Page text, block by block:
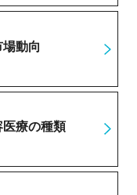
動向
療の種類